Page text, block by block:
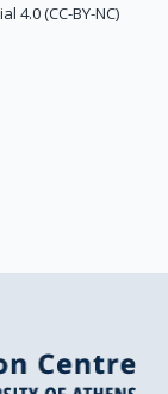
4.0 (CC-BY-NC)